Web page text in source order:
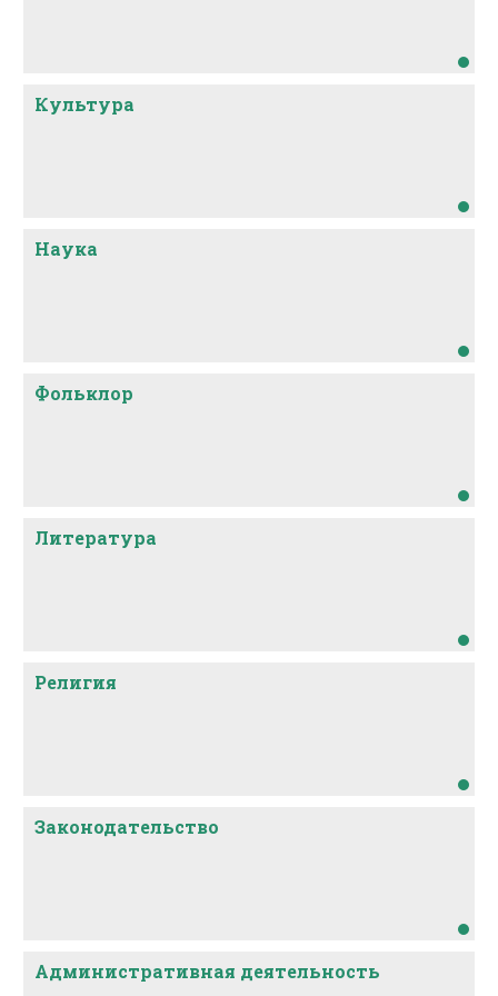
Культура
Наука
Фольклор
Литература
Религия
Законодательство
Административная деятельность